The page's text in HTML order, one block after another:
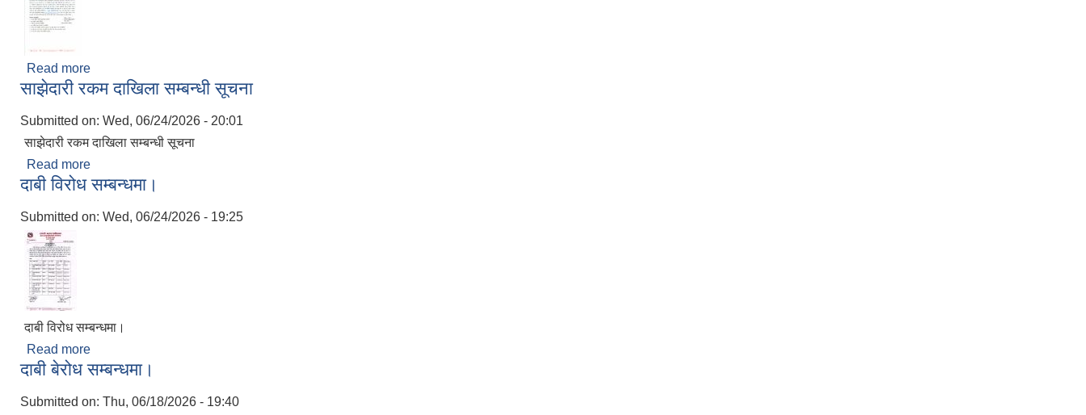
Read more
साझेदारी रकम दाखिला सम्बन्धी सूचना
Submitted on: Wed, 06/24/2026 - 20:01
साझेदारी रकम दाखिला सम्बन्धी सूचना
Read more
दाबी विरोध सम्बन्धमा।
Submitted on: Wed, 06/24/2026 - 19:25
दाबी विरोध सम्बन्धमा।
Read more
दाबी बेरोध सम्बन्धमा।
Submitted on: Thu, 06/18/2026 - 19:40